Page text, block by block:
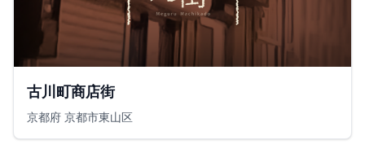
古川町商店街
京都府 京都市東山区